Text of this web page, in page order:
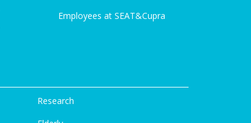
Employees at SEAT&Cupra
Research